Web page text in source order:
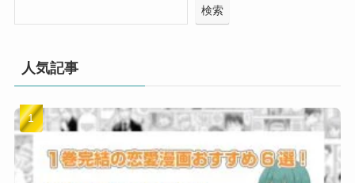
検索
人気記事